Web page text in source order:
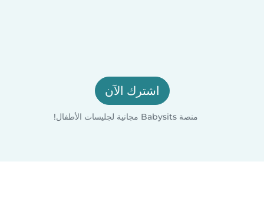
اشترك الآن
منصة Babysits مجانية لجليسات الأطفال!